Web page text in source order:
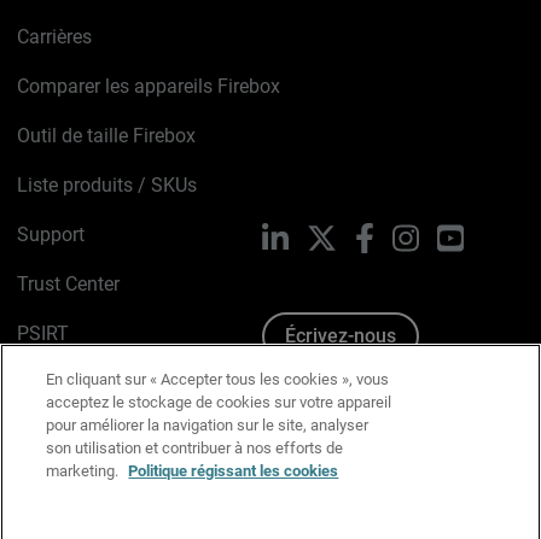
Carrières
Comparer les appareils Firebox
Outil de taille Firebox
Liste produits / SKUs
Support
Trust Center
PSIRT
Avis sur les cookies
Politique de confidentialité
Charte Graphique
LinkedIn FacebookInstagramYouTube
Écrivez-nous
En cliquant sur « Accepter tous les cookies », vous
acceptez le stockage de cookies sur votre appareil
pour améliorer la navigation sur le site, analyser
son utilisation et contribuer à nos efforts de
marketing. Politique régissant les cookies